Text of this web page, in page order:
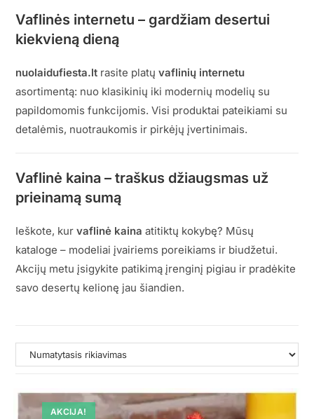
Vaflinės internetu – gardžiam desertui
kiekvieną dieną
nuolaidufiesta.lt rasite platųvaflinių internetu
asortimentą: nuo klasikinių iki modernių modelių su
papildomomis funkcijomis. Visi produktai pateikiami su
detalėmis, nuotraukomis ir pirkėjų įvertinimais.
Vaflinė kaina – traškus džiaugsmas už
prieinamą sumą
Ieškote, kurvaflinė kaina atitiktų kokybę? Mūsų
kataloge – modeliai įvairiems poreikiams ir biudžetui.
Akcijų metu įsigykite patikimą įrenginį pigiau ir pradėkite
savo desertų kelionę jau šiandien.
AKCIJA!